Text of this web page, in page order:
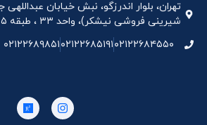
شیرینی فروشی نیشکر)، واحد ۳۳ ، طبقه ۵
۰۲۱۲۲۶۸۴۵۵۰۰۲۱۲۲۶۸۵۱۹۱۰۲۱۲۲۶۸۹۸۵۱